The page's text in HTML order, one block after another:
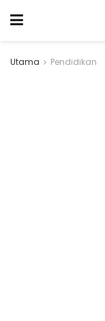
Utama Pendidikan